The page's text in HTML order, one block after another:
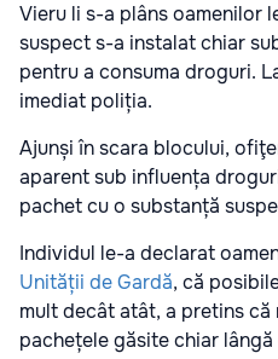
Vieru li s-a plâns oamenilor
suspect s-a instalat chiar
pentru a consuma droguri.
imediat poliția.
Ajunși în scara blocului,
aparent sub influența
pachet cu o substanță
Individul le-a declarat
Unității de Gardă, că
mult decât atât, a pretins că
pachețele găsite chiar lângă